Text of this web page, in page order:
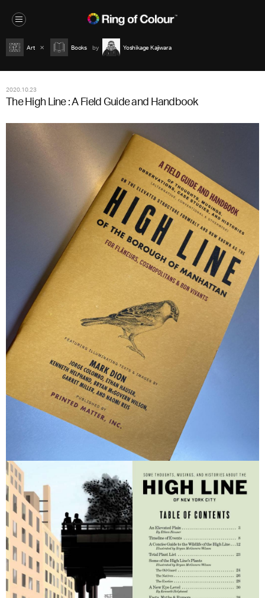
Art Books Yoshikage Kajiwara
2020.10.23
The High Line : A Field Guide and Handbook